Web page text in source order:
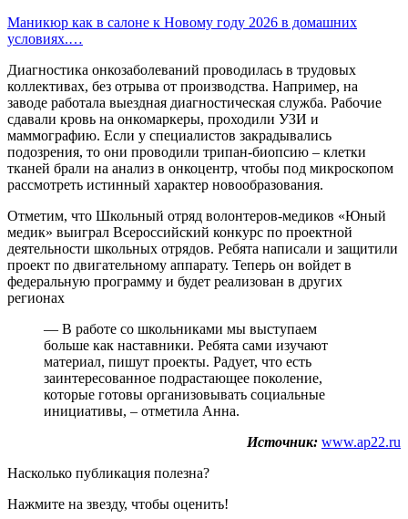
Маникюр как в салоне к Новому году 2026 в домашних
условиях.…
Диагностика онкозаболеваний проводилась в трудовых
коллективах, без отрыва от производства. Например, на
заводе работала выездная диагностическая служба. Рабочие
сдавали кровь на онкомаркеры, проходили УЗИ и
маммографию. Если у специалистов закрадывались
подозрения, то они проводили трипан-биопсию – клетки
тканей брали на анализ в онкоцентр, чтобы под микроскопом
рассмотреть истинный характер новообразования.
Отметим, что Школьный отряд волонтеров-медиков «Юный
медик» выиграл Всероссийский конкурс по проектной
деятельности школьных отрядов. Ребята написали и защитили
проект по двигательному аппарату. Теперь он войдет в
федеральную программу и будет реализован в других
регионах
— В работе со школьниками мы выступаем
больше как наставники. Ребята сами изучают
материал, пишут проекты. Радует, что есть
заинтересованное подрастающее поколение,
которые готовы организовывать социальные
инициативы, – отметила Анна.
Источник: www.ap22.ru
Насколько публикация полезна?
Нажмите на звезду, чтобы оценить!